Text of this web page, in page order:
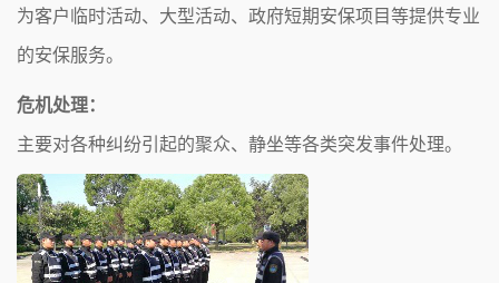
为客户临时活动、大型活动、政府短期安保项目等提供专业
的安保服务。
危机处理：
主要对各种纠纷引起的聚众、静坐等各类突发事件处理。